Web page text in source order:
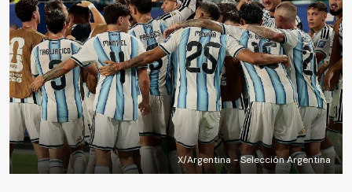
X/Argentina - Selección Argentina